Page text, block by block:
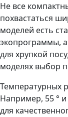
Не все
похвастаться
моделей есть
экопрограммы,
для хрупкой
моделях выбор
Температурных
Например, 55 °
для